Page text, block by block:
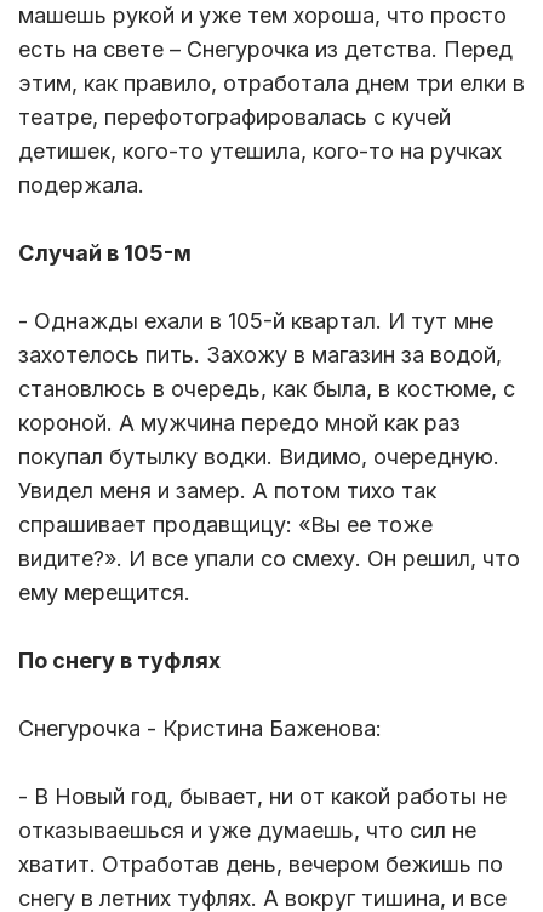
машешь рукой и уже тем хороша, что просто
есть на свете – Снегурочка из детства. Перед
этим, как правило, отработала днем три елки в
театре, перефотографировалась с кучей
детишек, кого-то утешила, кого-то на ручках
подержала.
Случай в 105-м
- Однажды ехали в 105-й квартал. И тут мне
захотелось пить. Захожу в магазин за водой,
становлюсь в очередь, как была, в костюме, с
короной. А мужчина передо мной как раз
покупал бутылку водки. Видимо, очередную.
Увидел меня и замер. А потом тихо так
спрашивает продавщицу: «Вы ее тоже
видите?». И все упали со смеху. Он решил, что
ему мерещится.
По снегу в туфлях
Снегурочка - Кристина Баженова:
- В Новый год, бывает, ни от какой работы не
отказываешься и уже думаешь, что сил не
хватит. Отработав день, вечером бежишь по
снегу в летних туфлях. А вокруг тишина, и все